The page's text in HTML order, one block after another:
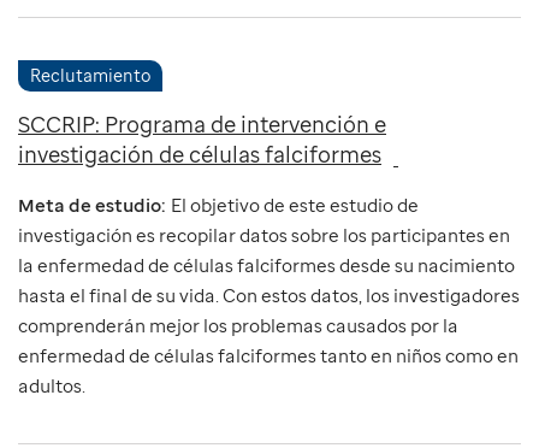
Reclutamiento
SCCRIP: Programa de intervención e
investigación de células falciformes
Meta de estudio: El objetivo de este estudio de
investigación es recopilar datos sobre los participantes en
la enfermedad de células falciformes desde su nacimiento
hasta el final de su vida. Con estos datos, los investigadores
comprenderán mejor los problemas causados por la
enfermedad de células falciformes tanto en niños como en
adultos.